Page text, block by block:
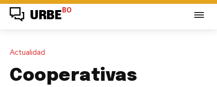
URBE BO
Actualidad
Cooperativas